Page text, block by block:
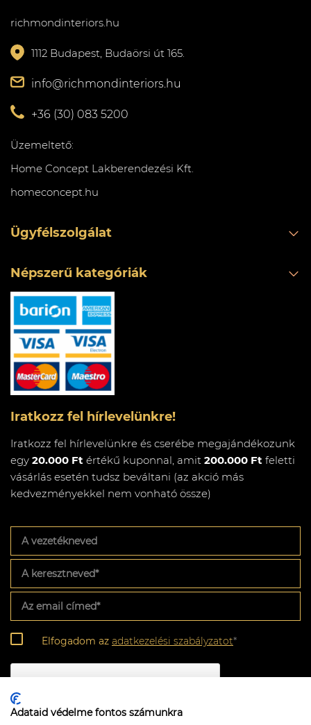
richmondinteriors.hu
1112 Budapest, Budaörsi út 165.
info@richmondinteriors.hu
+36 (30) 083 5200
Üzemeltető:
Home Concept Lakberendezési Kft.
homeconcept.hu
Ügyfélszolgálat
Népszerű kategóriák
Iratkozz fel hírlevelünkre!
Iratkozz fel hírlevelünkre és cserébe megajándékozunk
egy 20.000 Ft értékű kuponnal, amit 200.000 Ft feletti
vásárlás esetén tudsz beváltani (az akció más
kedvezményekkel nem vonható össze)
vezetékneved
keresztneved*
email
címed*
Adatkezelési
szabályzat*
Elfogadom az adatkezelési szabályzatot*
CAPTCHA
Adataid védelme fontos számunkra